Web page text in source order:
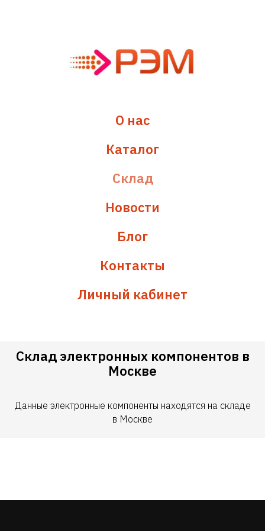
О нас
Каталог
Склад
Новости
Блог
Контакты
Личный кабинет
Склад электронных компонентов в
Москве
Данные электронные компоненты находятся на складе
в Москве